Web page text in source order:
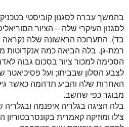
בהמשך עברה לסגנון קוביסטי
לסגנון העיקרי שלה – הציור
בד). התערוכה הראשונה שלה נקראה
רמת-גן. בלה הביאה כמה אנקדוטות
הסכימה למכור ציור בסכום גבוה
לצבע הסלון שבביתו; ועל פסיכיאטר
האחרות שלה והביע תדהמה כאשר
מבוגר כפי שחשב.
בלה הציגה בגלריה איפנמה ובגלריה
צ'לו ומוזיקה קאמרית